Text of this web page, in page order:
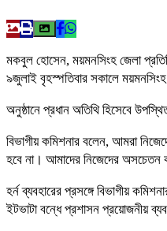
মকবুল হোসেন, ময়মনসিংহ জেলা
৯জুলাই বৃহস্পতিবার সকালে
অনুষ্ঠানে প্রধান অতিথি হিসেবে
বিভাগীয় কমিশনার বলেন, আমরা
হবে না। আমাদের নিজেদের অসচেতন
হর্ন ব্যবহারের প্রসঙ্গে বিভাগীয়
ইটভাটা বন্ধে প্রশাসন প্রয়োজনীয়